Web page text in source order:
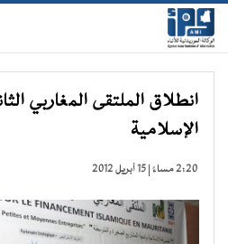
انطلاق الملتقى المغاربي
الإسلامية
2:20 مساءً | 15 أبريل 2012